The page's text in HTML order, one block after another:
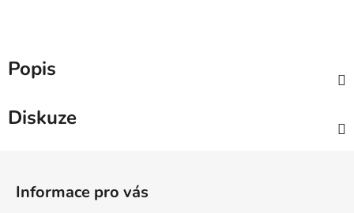
Popis
Diskuze
Informace pro vás